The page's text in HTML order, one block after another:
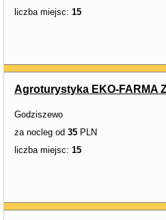
liczba miejsc: 15
Agroturystyka EKO-FARMA
Godziszewo
za nocleg od 35 PLN
liczba miejsc: 15